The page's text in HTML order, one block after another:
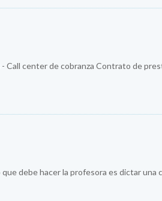
center de cobranza Contrato de
debe hacer la profesora es dictar una